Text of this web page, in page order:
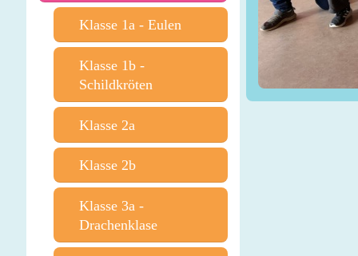
Klasse 1a - Eulen
Klasse 1b -
Schildkröten
Klasse 2a
Klasse 2b
Klasse 3a -
Drachenklase